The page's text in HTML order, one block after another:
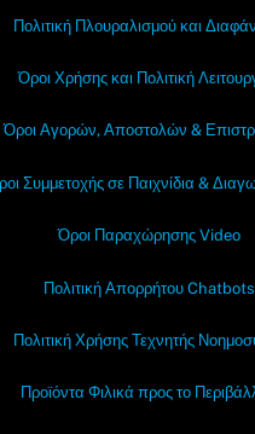
Πολιτική Πλουραλισμού και
Όροι Χρήσης και Πολιτική
Όροι Αγορών, Αποστολών &
Συμμετοχής σε Παιχνίδια &
Όροι Παραχώρησης Video
Πολιτική Απορρήτου Chatbots
Πολιτική Χρήσης Τεχνητής
Προϊόντα Φιλικά προς το